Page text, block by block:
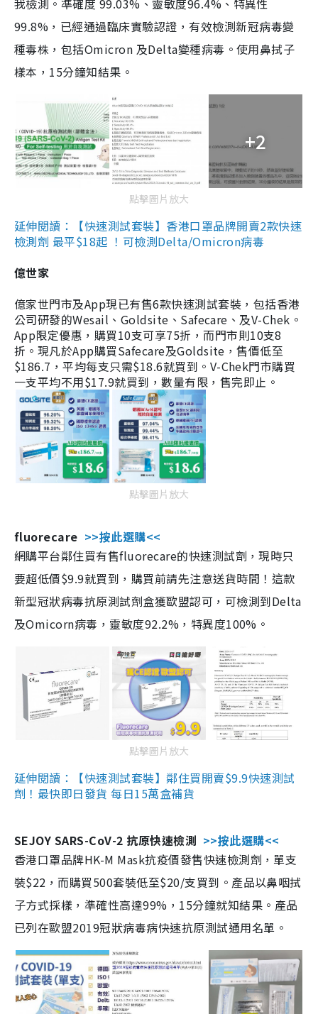
我檢測。準確度 99.03%、靈敏度96.4%、特異性
99.8%，已經通過臨床實驗認證，有效檢測新冠病毒變
種毒株，包括Omicron 及Delta變種病毒。使用鼻拭子
樣本，15分鐘知結果。
+2
點擊圖片放大
延伸閱讀：【快速測試套裝】香港口罩品牌開賣2款快速
檢測劑 最平$18起 ！可檢測Delta/Omicron病毒
億世家
億家世門市及App現已有售6款快速測試套裝，包括香港
公司研發的Wesail、Goldsite、Safecare、及V-Chek。
App限定優惠，購買10支可享75折，而門市則10支8
折。現凡於App購買Safecare及Goldsite，售價低至
$186.7，平均每支只需$18.6就買到。V-Chek門市購買
一支平均不用$17.9就買到，數量有限，售完即止。
點擊圖片放大
fluorecare >>按此選購<<
網購平台鄰住買有售fluorecare的快速測試劑，現時只
要超低價$9.9就買到，購買前請先注意送貨時間！這款
新型冠狀病毒抗原測試劑盒獲歐盟認可，可檢測到Delta
及Omicorn病毒，靈敏度92.2%，特異度100%。
點擊圖片放大
延伸閱讀：【快速測試套裝】鄰住買開賣$9.9快速測試
劑！最快即日發貨 每日15萬盒補貨
SEJOY SARS-CoV-2 抗原快速檢測 >>按此選購<<
香港口罩品牌HK-M Mask抗疫價發售快速檢測劑，單支
裝$22，而購買500套裝低至$20/支買到。產品以鼻咽拭
子方式採樣，準確性高達99%，15分鐘就知結果。產品
已列在歐盟2019冠狀病毒病快速抗原測試通用名單。